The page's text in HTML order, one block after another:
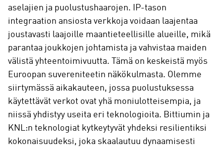
aselajien ja puolustushaarojen. IP-tason
integraation ansiosta verkkoja voidaan laajentaa
joustavasti laajoille maantieteellisille alueille, mikä
parantaa joukkojen johtamista ja vahvistaa maiden
välistä yhteentoimivuutta. Tämä on keskeistä myös
Euroopan suvereniteetin näkökulmasta. Olemme
siirtymässä aikakauteen, jossa puolustuksessa
käytettävät verkot ovat yhä moniulotteisempia, ja
niissä yhdistyy useita eri teknologioita. Bittiumin ja
KNL:n teknologiat kytkeytyvät yhdeksi resilientiksi
kokonaisuudeksi, joka skaalautuu dynaamisesti